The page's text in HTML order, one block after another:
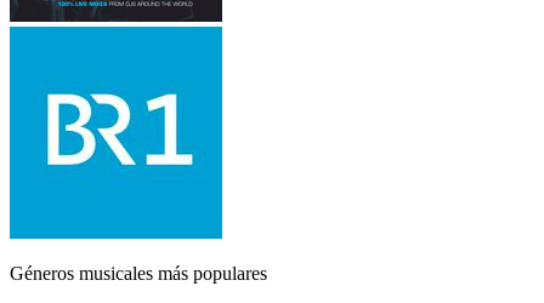
Géneros musicales más populares